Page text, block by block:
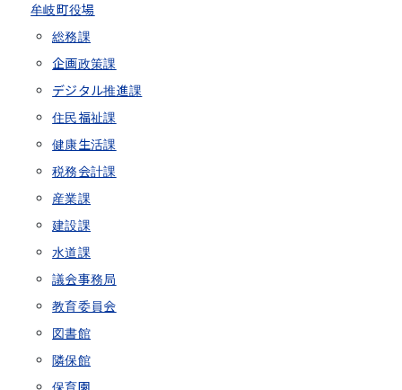
牟岐町役場
総務課
企画政策課
デジタル推進課
住民福祉課
健康生活課
税務会計課
産業課
建設課
水道課
議会事務局
教育委員会
図書館
隣保館